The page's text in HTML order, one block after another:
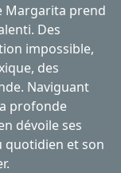
Margarita prend
Des
impossible,
des
Naviguant
profonde
dévoile ses
quotidien et son